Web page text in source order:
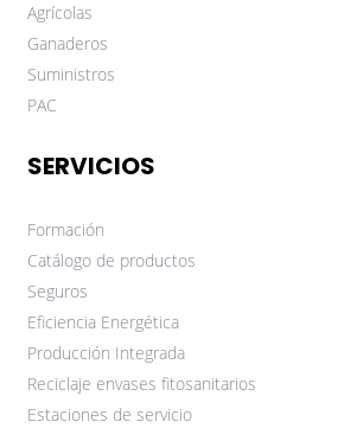
Agrícolas
Ganaderos
Suministros
PAC
SERVICIOS
Formación
Catálogo de productos
Seguros
Eficiencia Energética
Producción Integrada
Reciclaje envases fitosanitarios
Estaciones de servicio